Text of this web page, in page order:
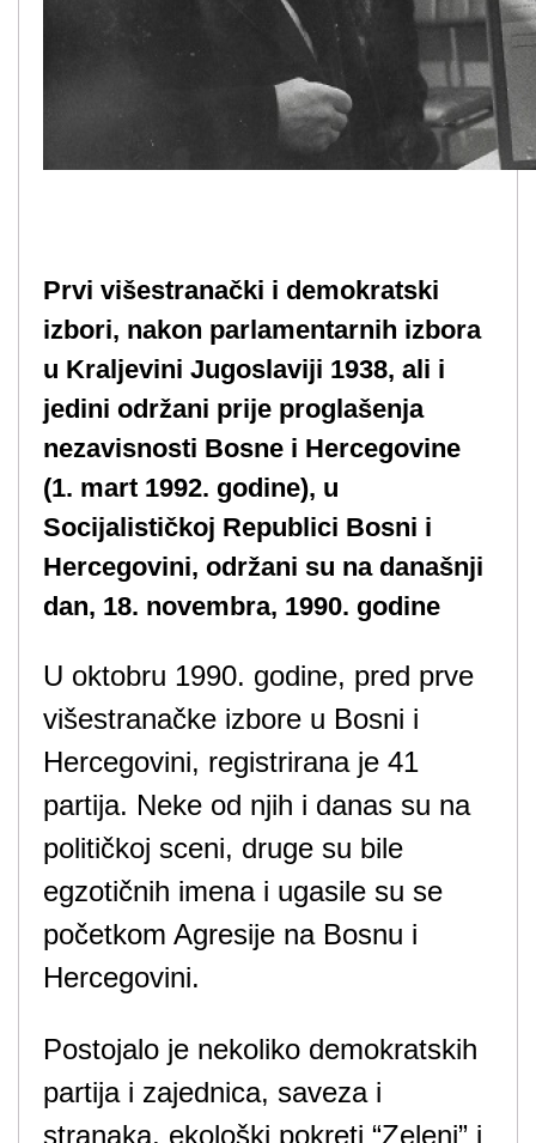
Prvi višestranački i demokratski
izbori, nakon parlamentarnih izbora
u Kraljevini Jugoslaviji 1938, ali i
jedini održani prije proglašenja
nezavisnosti Bosne i Hercegovine
(1. mart 1992. godine), u
Socijalističkoj Republici Bosni i
Hercegovini, održani su na današnji
dan, 18. novembra, 1990. godine
U oktobru 1990. godine, pred prve
višestranačke izbore u Bosni i
Hercegovini, registrirana je 41
partija. Neke od njih i danas su na
političkoj sceni, druge su bile
egzotičnih imena i ugasile su se
početkom Agresije na Bosnu i
Hercegovini.
Postojalo je nekoliko demokratskih
partija i zajednica, saveza i
stranaka, ekološki pokreti “Zeleni” i